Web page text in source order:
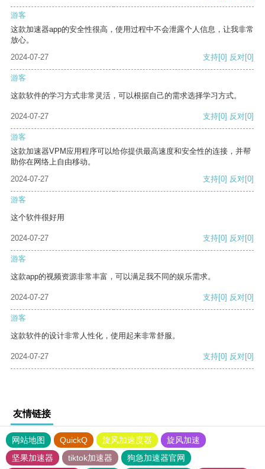
游客
这款加速器app的安全性很高，使用过程中不会泄露个人信息，让我非常
放心。
2024-07-27
支持[0] 反对[0]
游客
这款软件的学习方式非常灵活，可以根据自己的需求选择学习方式。
2024-07-27 支持[0] 反对[0]
游客
这款加速器VPM应用程序可以给你提供最高速度和安全性的连接，并帮
助你在网络上自由移动。
2024-07-27
支持[0] 反对[0]
游客
这个软件很好用
2024-07-27 支持[0] 反对[0]
游客
这款app的视频资源非常丰富，可以满足我不同的娱乐需求。
2024-07-27 支持[0] 反对[0]
游客
这款软件的设计非常人性化，使用起来非常舒服。
2024-07-27 支持[0] 反对[0]
友情链接
网站地图 QuickQ 旋风加速度器
旋风加速
坚果加速器
tiktok加速器
狗急加速器官网